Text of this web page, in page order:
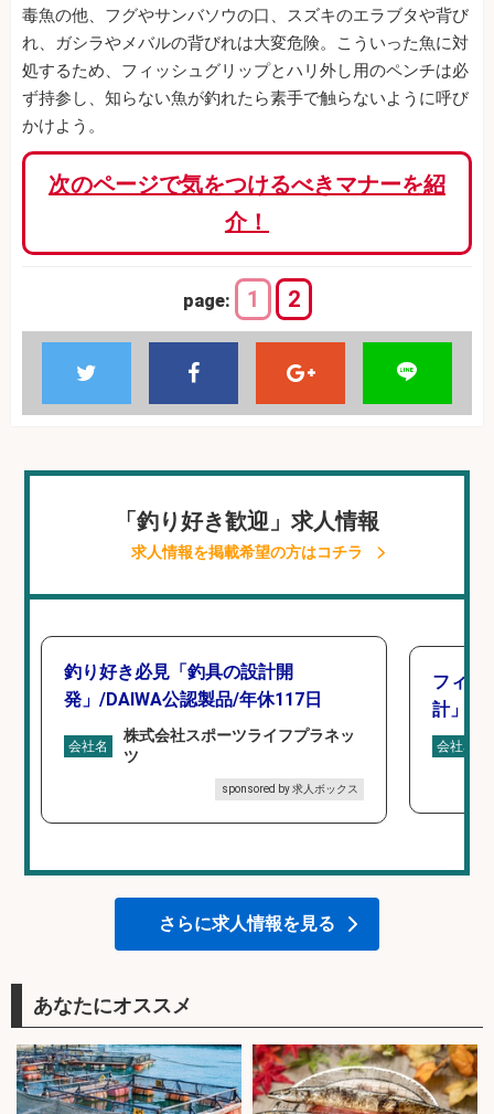
毒魚の他、フグやサンバソウの口、スズキのエラブタや背び
れ、ガシラやメバルの背びれは大変危険。こういった魚に対
処するため、フィッシュグリップとハリ外し用のペンチは必
ず持参し、知らない魚が釣れたら素手で触らないように呼び
かけよう。
次のページで気をつけるべきマナーを紹
介！
page: 1 2
「釣り好き歓迎」求人情報
求人情報を掲載希望の方はコチラ
釣り好き必見「釣具の設計開
発」/DAIWA公認製品/年休117日
会社名
株式会社スポーツライフプラネッ
ツ
sponsored by 求人ボックス
フィッ
計」
会社名
さらに求人情報を見る
あなたにオススメ